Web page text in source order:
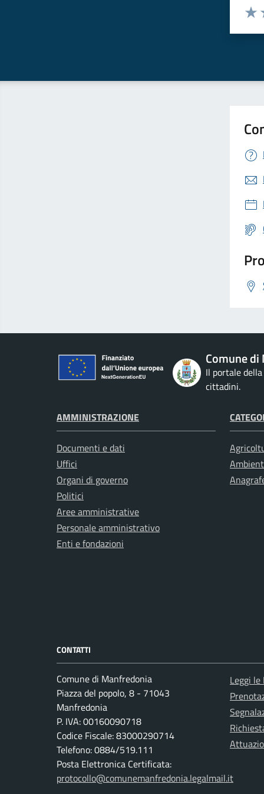
Comune
Il portale
cittadini.
AMMINISTRAZIONE
Documenti e dati
Uffici
Organi di governo
Politici
Aree amministrative
Personale amministrativo
Enti e fondazioni
CONTATTI
Comune di Manfredonia
Piazza del popolo, 8 - 71043
Manfredonia
P. IVA: 00160090718
Codice Fiscale: 83000290714
Telefono: 0884/519.111
Posta Elettronica Certificata:
protocollo@comunemanfredonia.legalmail.it
Leggi le